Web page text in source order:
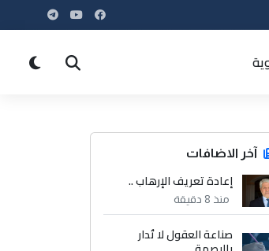
آخر الاضافات
إعادة تعريف الإرهاب ..
منذ 8 دقيقة
صناعة العقول لا تُدار